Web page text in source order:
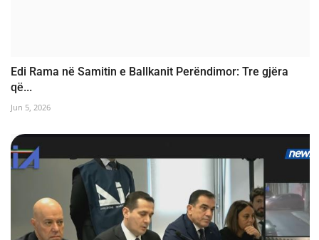
Edi Rama në Samitin e Ballkanit Perëndimor: Tre gjëra
që...
Jun 5, 2026